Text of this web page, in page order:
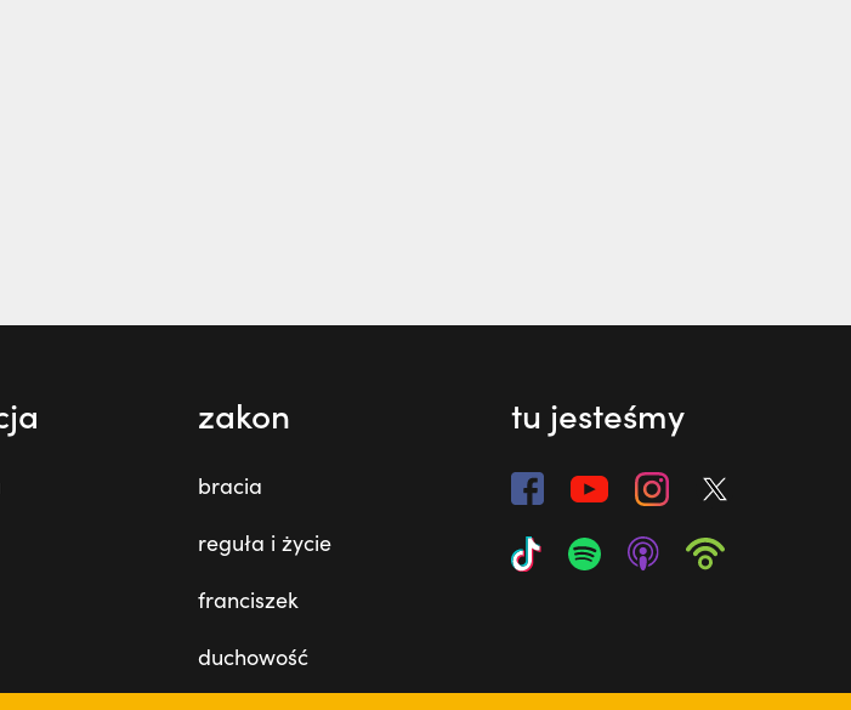
zakon
bracia
reguła i życie
franciszek
duchowość
tu jesteśmy